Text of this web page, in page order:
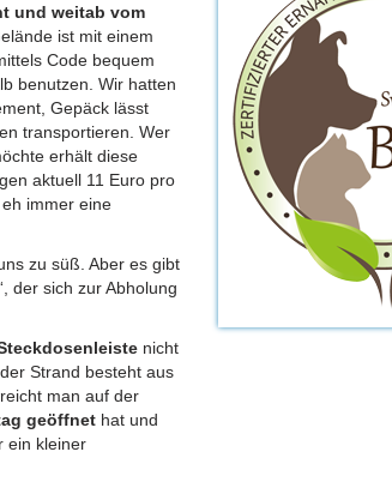
und weitab vom
ist mit einem
Code bequem
benutzen. Wir hatten
Gepäck lässt
transportieren. Wer
erhält diese
aktuell 11 Euro pro
immer eine
zu süß. Aber es gibt
der sich zur Abholung
nicht
, der Strand besteht aus
man auf der
geöffnet hat und
ein kleiner